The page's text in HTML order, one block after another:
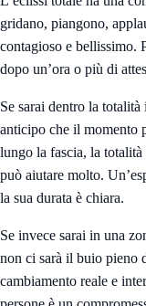
gridano, piangono,
contagioso e bellissimo.
dopo un’ora o più di
Se sarai dentro la
anticipo che il momento
lungo la fascia, la
può aiutare molto.
la sua durata è chiara.
Se invece sarai in una
non ci sarà il buio pieno
cambiamento reale e